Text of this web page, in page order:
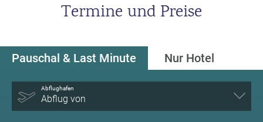
Termine und Preise
Pauschal & Last Minute Nur Hotel
Abflughafen
Abflug von